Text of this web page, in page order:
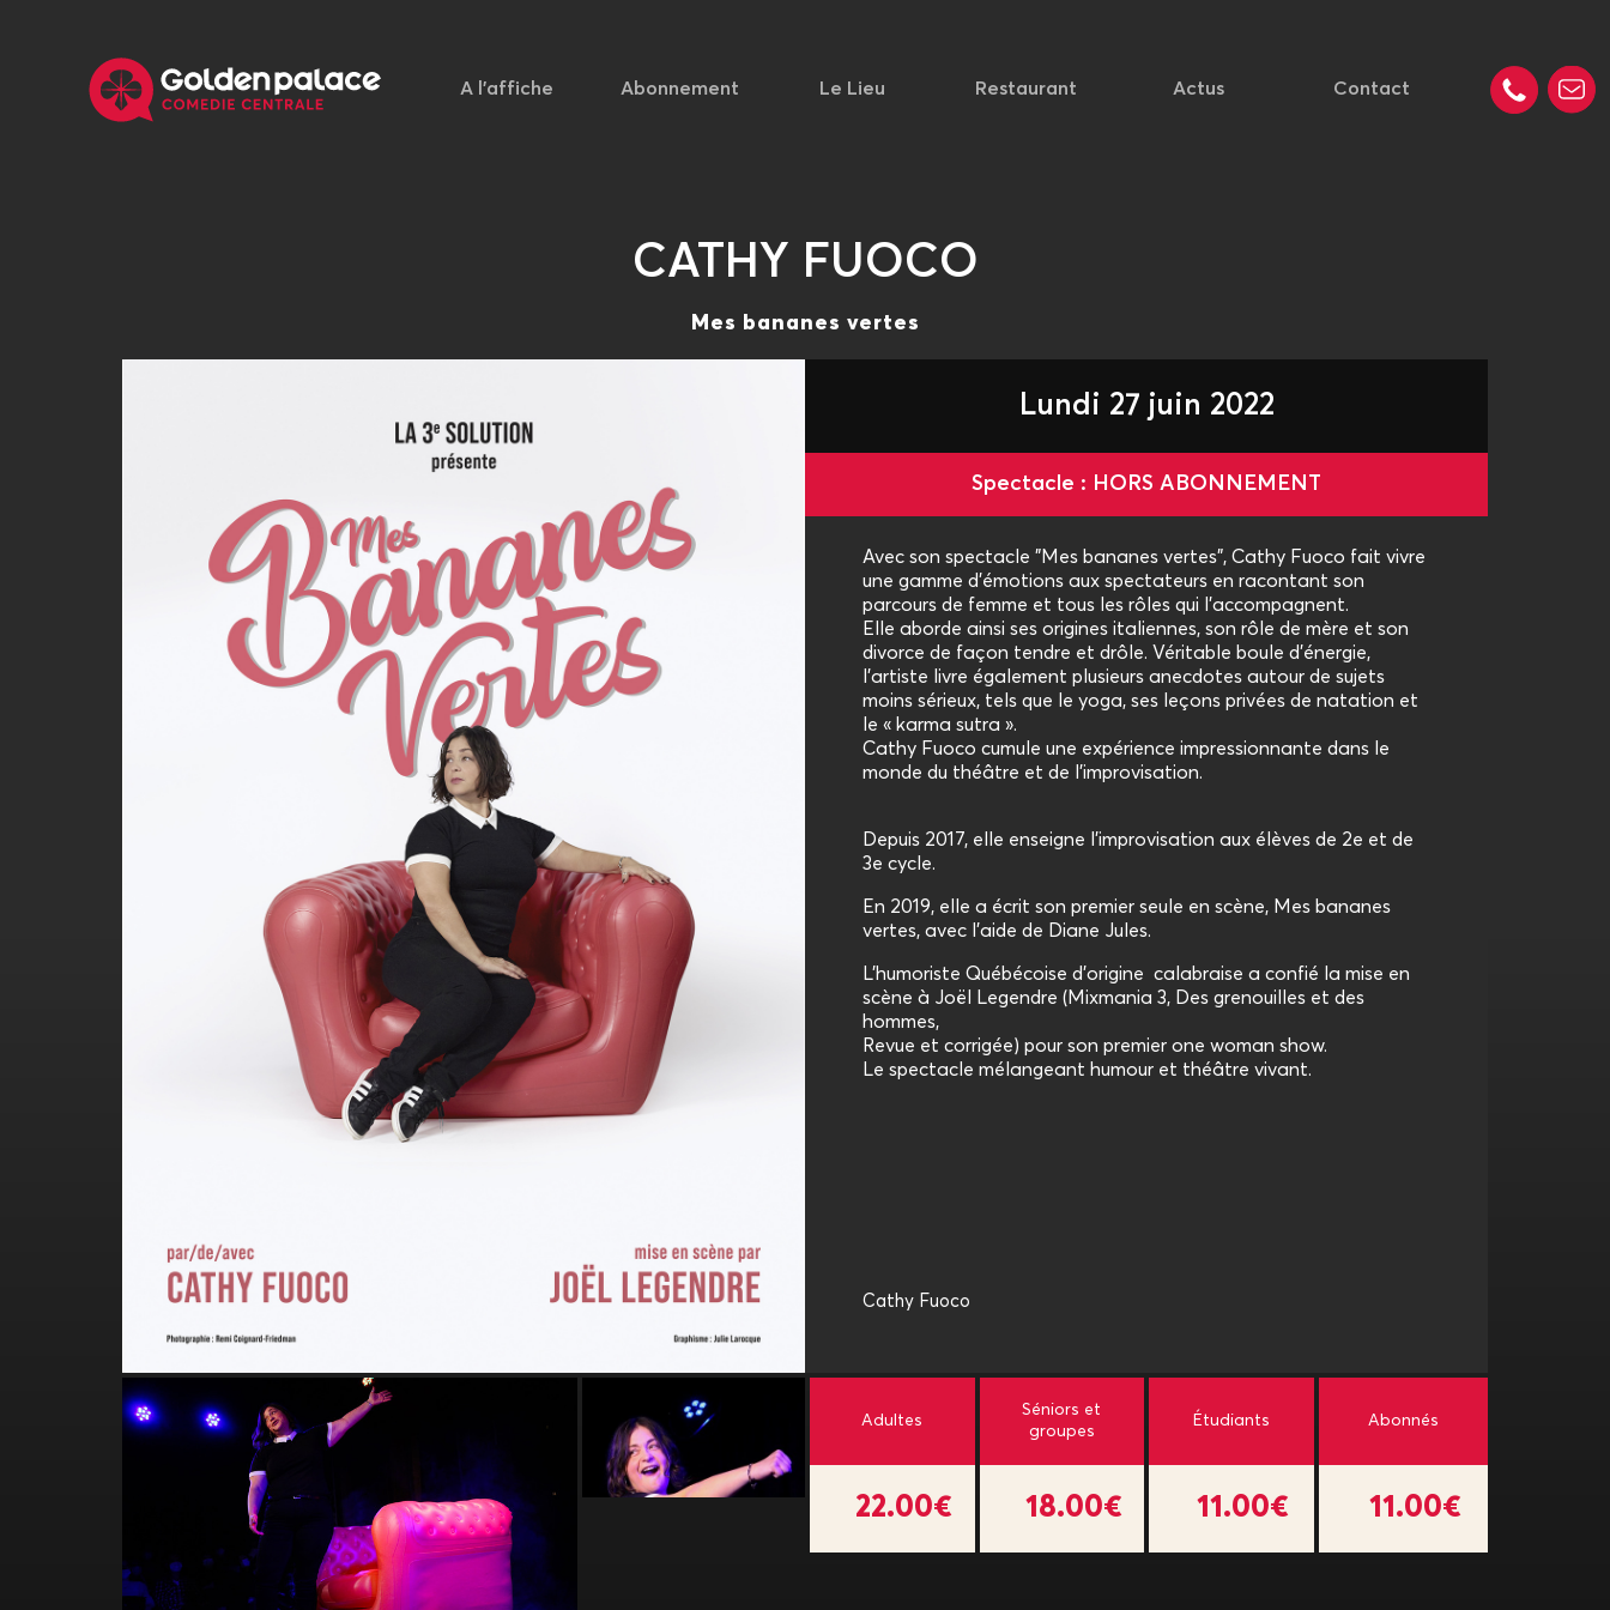
A l'affiche Abonnement Le Lieu Restaurant Actus Contact
CATHY FUOCO
Mes bananes vertes
Lundi 27 juin 2022
Spectacle : HORS ABONNEMENT
Avec son spectacle "Mes bananes vertes", Cathy Fuoco fait vivre
une gamme d’émotions aux spectateurs en racontant son
parcours de femme et tous les rôles qui l’accompagnent.
Elle aborde ainsi ses origines italiennes, son rôle de mère et son
divorce de façon tendre et drôle. Véritable boule d’énergie,
l’artiste livre également plusieurs anecdotes autour de sujets
moins sérieux, tels que le yoga, ses leçons privées de natation et
le « karma sutra ».
Cathy Fuoco cumule une expérience impressionnante dans le
monde du théâtre et de l’improvisation.
Depuis 2017, elle enseigne l’improvisation aux élèves de 2e et de
3e cycle.
En 2019, elle a écrit son premier seule en scène, Mes bananes
vertes, avec l’aide de Diane Jules.
L’humoriste Québécoise d’origine calabraise a confié la mise en
scène à Joël Legendre (Mixmania 3, Des grenouilles et des
hommes,
Revue et corrigée) pour son premier one woman show.
Le spectacle mélangeant humour et théâtre vivant.
Cathy Fuoco
Adultes
22.00€
Séniors et
groupes
18.00€
Étudiants
11.00€
Abonnés
11.00€